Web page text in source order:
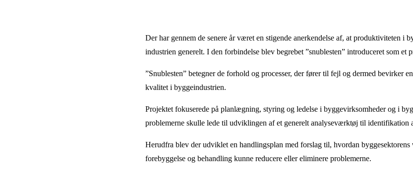
Der har gennem de senere år været en stigende anerkendelse af, at produktiviteten i
industrien generelt. I den forbindelse blev begrebet ”snublesten” introduceret som et
”Snublesten” betegner de forhold og processer, der fører til fejl og dermed bevirker
kvalitet i byggeindustrien.
Projektet fokuserede på planlægning, styring og ledelse i byggevirksomheder og i
problemerne skulle lede til udviklingen af et generelt analyseværktøj til identifikation
Herudfra blev der udviklet en handlingsplan med forslag til, hvordan byggesektorens
forebyggelse og behandling kunne reducere eller eliminere problemerne.